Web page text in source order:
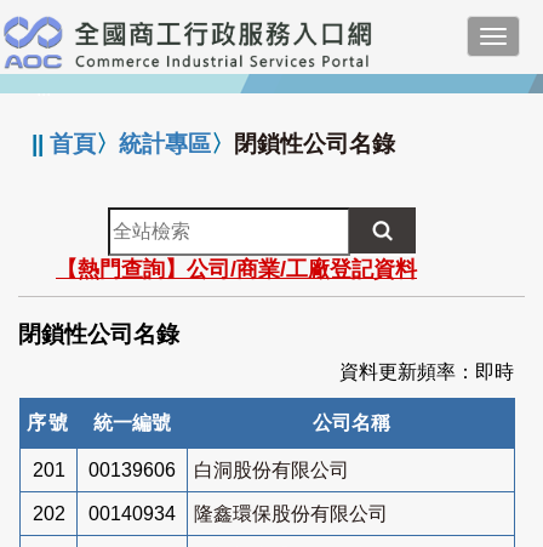
跳
到
主
要
:::
||首頁〉統計專區〉 閉鎖性公司名錄
全
站
檢
索
【熱門查詢】公司/商業/工廠登記資料
閉鎖性公司名錄
資料更新頻率：即時
序號 統一編號 公司名稱
201 00139606 白洞股份有限公司
202 00140934 隆鑫環保股份有限公司